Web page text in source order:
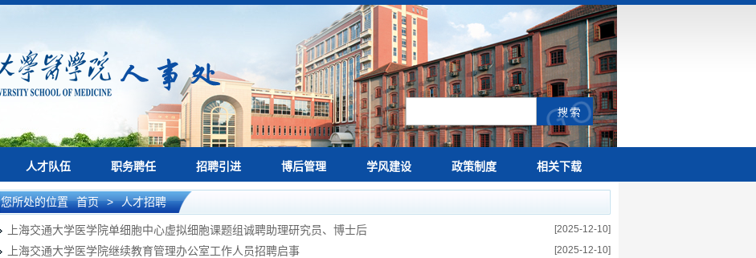
人才队伍 职务聘任 招聘引进 博后管理 学风建设 政策制度 相关下载
上海交通大学医学院单细胞中心虚拟细胞课题组诚聘助理研究员、博士后 [2025-12-10]
上海交通大学医学院继续教育管理办公室工作人员招聘启事 [2025-12-10]
您所处的位置 首页 > 人才招聘